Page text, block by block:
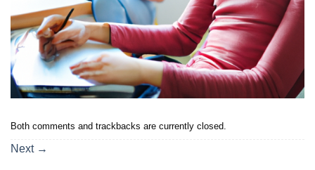
Both comments and trackbacks are currently closed.
Next →